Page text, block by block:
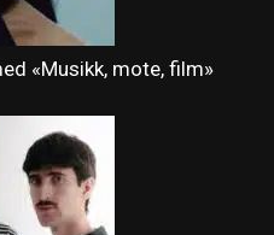
«Musikk, mote, film»